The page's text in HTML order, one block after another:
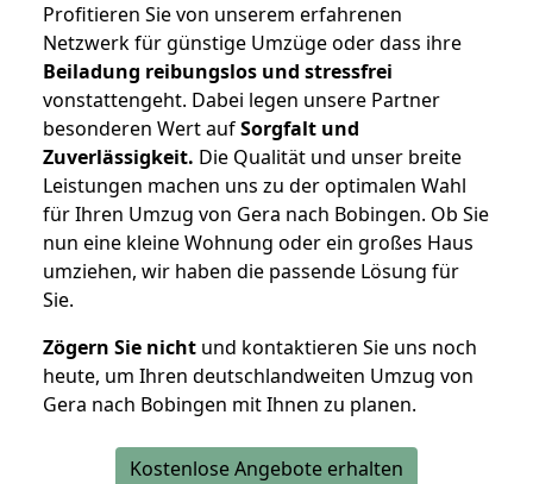
Profitieren Sie von unserem erfahrenen
Netzwerk für günstige Umzüge oder dass ihre
Beiladung reibungslos und stressfrei
vonstattengeht. Dabei legen unsere Partner
besonderen Wert aufSorgfalt und
Zuverlässigkeit. Die Qualität und unser breite
Leistungen machen uns zu der optimalen Wahl
für Ihren Umzug von Gera nach Bobingen. Ob Sie
nun eine kleine Wohnung oder ein großes Haus
umziehen, wir haben die passende Lösung für
Sie.
Zögern Sie nicht und kontaktieren Sie uns noch
heute, um Ihren deutschlandweiten Umzug von
Gera nach Bobingen mit Ihnen zu planen.
Kostenlose Angebote erhalten